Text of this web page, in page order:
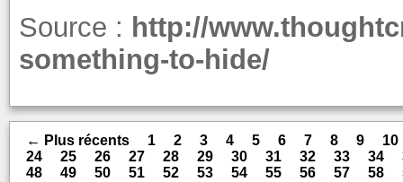
Source : http://
something-to-hide/
← Plus récents 1 2 3 4 5 6 7 8 9
10
24
25 26 27 28 29 30 31 32 33 34
48
49 50 51 52 53 54 55 56 57 58